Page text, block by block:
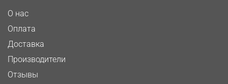
О нас
Оплата
Доставка
Производители
Отзывы